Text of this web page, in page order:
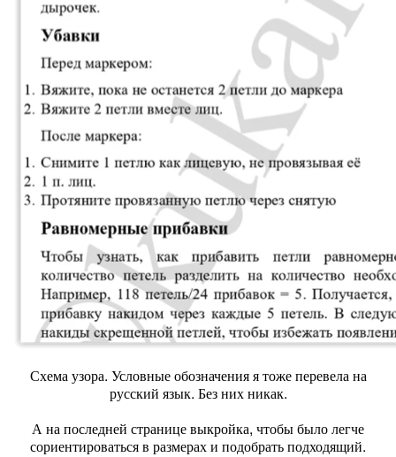
Схема узора. Условные обозначения я тоже перевела на
русский язык. Без них никак.
А на последней странице выкройка, чтобы было легче
сориентироваться в размерах и подобрать подходящий.